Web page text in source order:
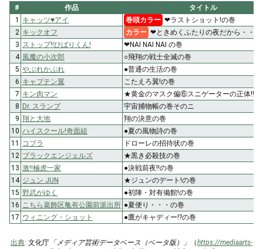
# 作品
タイトル
1
キャッツ♥アイ 巻頭カラー ❤ラストショット!の巻
2 キックオフ カラー ❤ときめくふたりの夜だから・・・
3 ストップ!!ひばりくん!
❤NAI NAI NAI の巻
4 風魔の小次郎
○飛翔の戦士全滅の巻
5 やぶれかぶれ
●普通の生活の巻
6 キャプテン翼
こたえろ翼!の巻
7 キン肉マン
★黄金のマスク偏⑥スニゲーターの正体!!の
8 Dr. スランプ
宇宙捕物帳の巻そのニ
9 翔と大地
翔の決意の巻
10 ハイスクール!奇面組
●夏の風物詩の巻
11
コブラ
ドローレの招待状の巻
12 ブラックエンジェルズ
★黒き必殺技の巻
13 激!!極虎一家
●決戦前夜!!の巻
14 ジュン JUN
★ジュンのデート!の巻
15 野武がゆく
●初陣・対有備館!の巻
16
こちら葛飾区亀有公園前派出所 ●夏便り・・・の巻
17 ウィニング・ショット ●鷹がキャディー!?の巻
出典: 文化庁 「メディア芸術データベース（ベータ版）」 （https://mediaarts-